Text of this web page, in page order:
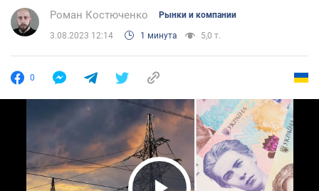
Роман Костюченко Рынки и компании
3.08.2023 12:14 1 минута 5,0 т.
0